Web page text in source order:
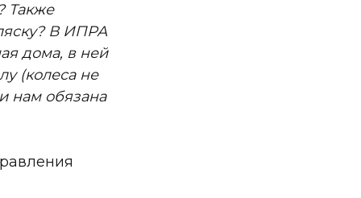
Также
В ИПРА
дома, в ней
(колеса не
нам обязана